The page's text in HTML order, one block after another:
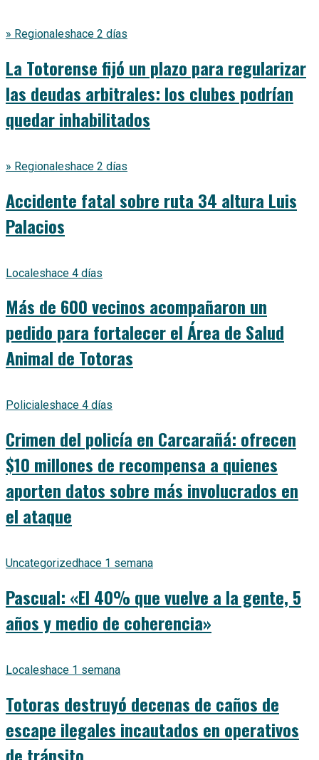
» Regionaleshace 2 días
La Totorense fijó un plazo para regularizar
las deudas arbitrales: los clubes podrían
quedar inhabilitados
» Regionaleshace 2 días
Accidente fatal sobre ruta 34 altura Luis
Palacios
Localeshace 4 días
Más de 600 vecinos acompañaron un
pedido para fortalecer el Área de Salud
Animal de Totoras
Policialeshace 4 días
Crimen del policía en Carcarañá: ofrecen
$10 millones de recompensa a quienes
aporten datos sobre más involucrados en
el ataque
Uncategorized hace 1 semana
Pascual: «El 40% que vuelve a la gente, 5
años y medio de coherencia»
Localeshace 1 semana
Totoras destruyó decenas de caños de
escape ilegales incautados en operativos